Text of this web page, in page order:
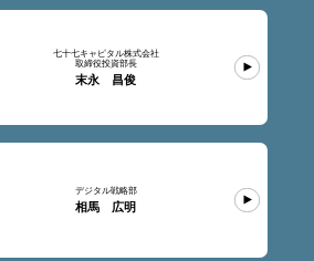
七十七キャピタル株式会社
取締役投資部長
末永 昌俊
デジタル戦略部
相馬 広明